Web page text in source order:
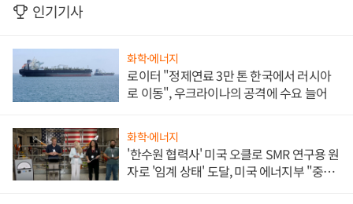
인기기사
화학·에너지
로이터 "정제연료 3만 톤 한국에서 러시아
로 이동", 우크라이나의 공격에 수요 늘어
화학·에너지
'한수원 협력사' 미국 오클로 SMR 연구용 원
자로 '임계 상태' 도달, 미국 에너지부 "중요